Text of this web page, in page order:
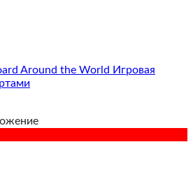
Around the World Игровая